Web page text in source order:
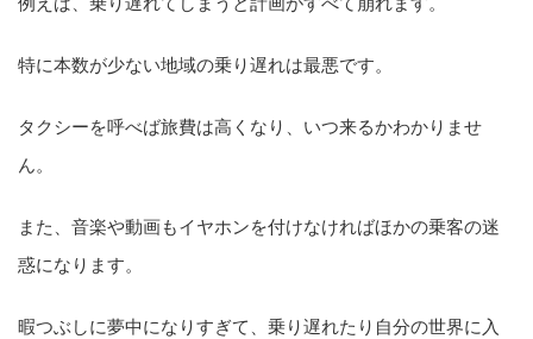
特に本数が少ない地域の乗り遅れは最悪です。
タクシーを呼べば旅費は高くなり、いつ来るかわかりませ
ん。
また、音楽や動画もイヤホンを付けなければほかの乗客の迷
惑になります。
暇つぶしに夢中になりすぎて、乗り遅れたり自分の世界に入